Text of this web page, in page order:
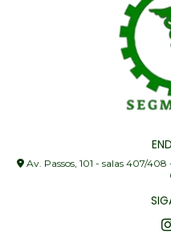
Av. Passos, 101 - salas 407/